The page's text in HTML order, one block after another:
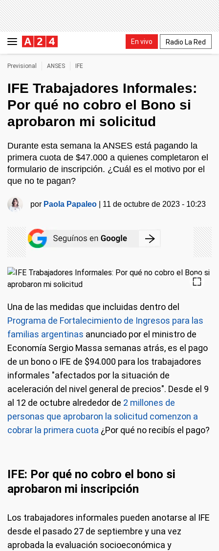
En vivo Radio La Red
Previsional ANSES IFE
IFE Trabajadores Informales:
Por qué no cobro el Bono si
aprobaron mi solicitud
Durante esta semana la ANSES está pagando la
primera cuota de $47.000 a quienes completaron el
formulario de inscripción. ¿Cuál es el motivo por el
que no te pagan?
por Paola Papaleo 11 de octubre de 2023 - 10:23
Una de las medidas que incluidas dentro del
Programa de Fortalecimiento de Ingresos para las
familias argentinas anunciado por el ministro de
Economía Sergio Massa semanas atrás, es el pago
de un bono o IFE de $94.000 para los trabajadores
informales "afectados por la situación de
aceleración del nivel general de precios". Desde el 9
al 12 de octubre alrededor de 2 millones de
personas que aprobaron la solicitud comenzon a
cobrar la primera cuota ¿Por qué no recibís el pago?
IFE: Por qué no cobro el bono si
aprobaron mi inscripción
Los trabajadores informales pueden anotarse al IFE
desde el pasado 27 de septiembre y una vez
aprobada la evaluación socioeconómica y